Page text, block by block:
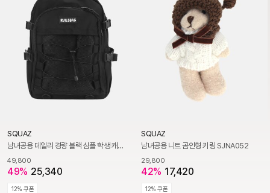
SQUAZ
남녀공용 데일리 경량 블랙 심플 학생 캐주얼 백팩 SHR120
49,800
49% 25,340
12% 쿠폰
SQUAZ
남녀공용 니트 곰인형 키링 SJNA052
29,800
42% 17,420
12% 쿠폰